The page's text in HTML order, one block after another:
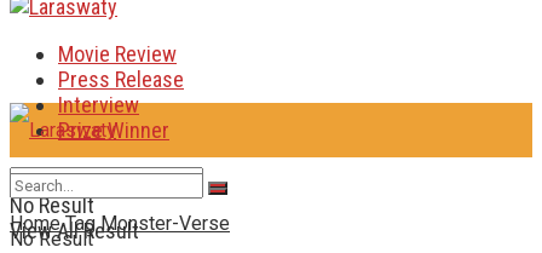
Movie Review
Press Release
Interview
Prize Winner
No Result
View All Result
No Result
Home Tag Monster-Verse